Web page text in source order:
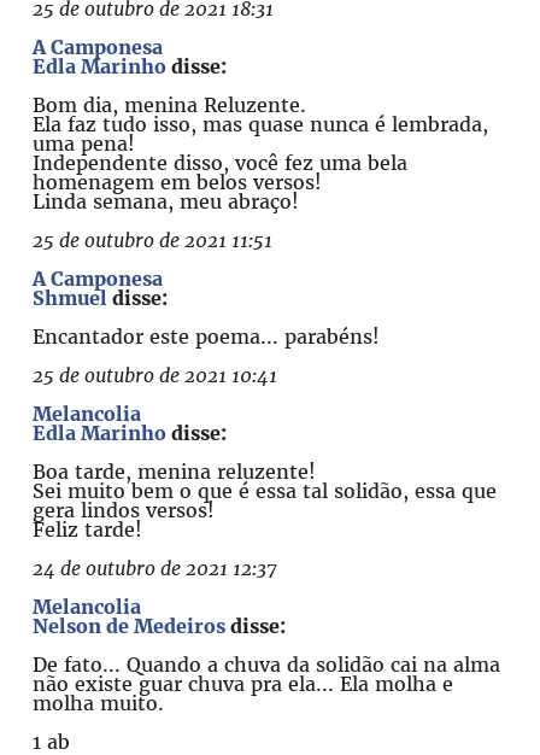
25 de outubro de 2021 18:31
A Camponesa
Edla Marinho disse:
Bom dia, menina Reluzente.
Ela faz tudo isso, mas quase nunca é lembrada,
uma pena!
Independente disso, você fez uma bela
homenagem em belos versos!
Linda semana, meu abraço!
25 de outubro de 2021 11:51
A Camponesa
Shmuel disse:
Encantador este poema... parabéns!
25 de outubro de 2021 10:41
Melancolia
Edla Marinho disse:
Boa tarde, menina reluzente!
Sei muito bem o que é essa tal solidão, essa que
gera lindos versos!
Feliz tarde!
24 de outubro de 2021 12:37
Melancolia
Nelson de Medeiros disse:
De fato... Quando a chuva da solidão cai na alma
não existe guar chuva pra ela... Ela molha e
molha muito.
1 ab